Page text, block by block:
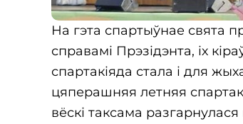
На гэта спартыўнае свята
справамі Прэзідэнта, іх
спартакіяда стала і для
цяперашняя летняя
вёскі таксама